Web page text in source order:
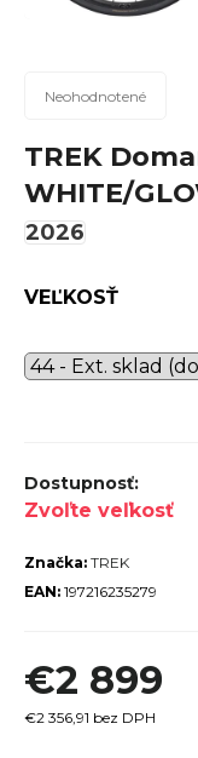
Priemerné
produktu
je
0,0
z
hviezdičiek.
Neohodnotené
TREK
WHITE/
2026
VEĽKOSŤ
Zvoľte veľkosť
Značka: TREK
EAN: 197216235279
€2 899
€2 356,91 bez DPH
ť
?
p
r
ú
a
m